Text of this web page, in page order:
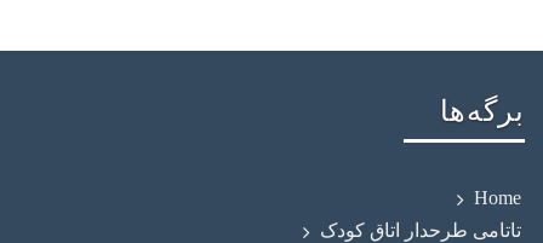
برگه‌ها
Home
تاتامی طرحدار اتاق کودک